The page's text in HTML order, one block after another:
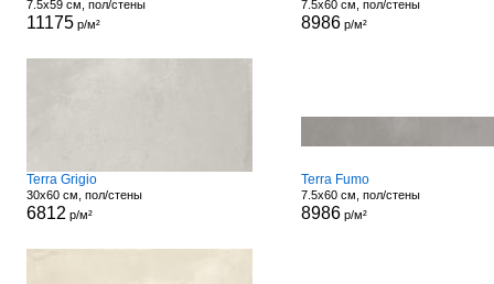
7.5x59 см, пол/стены
11175р/м²
7.5x60 см, пол/стены
8986р/м²
Terra Grigio
30x60 см, пол/стены
6812 р/м²
Terra Fumo
7.5x60 см, пол/стены
8986р/м²